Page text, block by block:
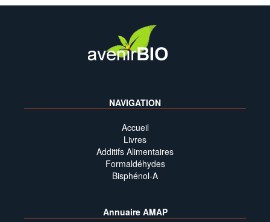
NAVIGATION
Accueil
Livres
Additifs Alimentaires
Formaldéhydes
Bisphénol-A
Annuaire AMAP